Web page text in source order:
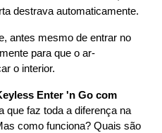
destrava automaticamente.
antes mesmo de entrar no
para que o ar-
o interior.
Enter 'n Go com
que faz toda a diferença na
como funciona? Quais são